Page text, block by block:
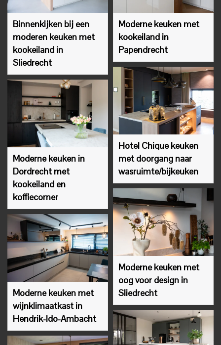
Binnenkijken bij een
moderen keuken met
kookeiland in
Sliedrecht
Moderne keuken met
kookeiland in
Papendrecht
Hotel Chique keuken
met doorgang naar
wasruimte/bijkeuken
Moderne keuken in
Dordrecht met
kookeiland en
koffiecorner
Moderne keuken met
oog voor design in
Sliedrecht
Moderne keuken met
wijnklimaatkast in
Hendrik-Ido-Ambacht